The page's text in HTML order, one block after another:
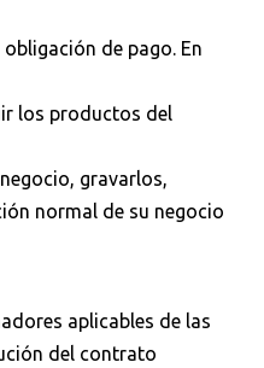
de pago. En
los productos del
gravarlos,
normal de su negocio
aplicables de las
del contrato